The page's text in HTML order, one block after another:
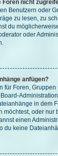
nicht
Benutzern oder
zu lesen, zu
du
oder
anfügen?
für Foren,
in dem
möchtest, oder nur
einen
du keine